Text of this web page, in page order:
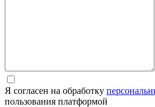
Я согласен на обработку
пользования платформой